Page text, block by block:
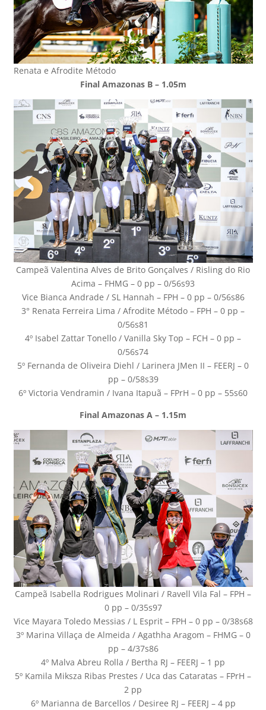
Renata e Afrodite Método
Final Amazonas B – 1.05m
Campeã Valentina Alves de Brito Gonçalves / Risling do Rio
Acima – FHMG – 0 pp – 0/56s93
Vice Bianca Andrade / SL Hannah – FPH – 0 pp – 0/56s86
3° Renata Ferreira Lima / Afrodite Método – FPH – 0 pp –
0/56s81
4º Isabel Zattar Tonello / Vanilla Sky Top – FCH – 0 pp –
0/56s74
5º Fernanda de Oliveira Diehl / Larinera JMen II – FEERJ – 0
pp – 0/58s39
6º Victoria Vendramin / Ivana Itapuã – FPrH – 0 pp – 55s60
Final Amazonas A – 1.15m
Campeã Isabella Rodrigues Molinari / Ravell Vila Fal – FPH –
0 pp – 0/35s97
Vice Mayara Toledo Messias / L Esprit – FPH – 0 pp – 0/38s68
3º Marina Villaça de Almeida / Agathha Aragom – FHMG – 0
pp – 4/37s86
4º Malva Abreu Rolla / Bertha RJ – FEERJ – 1 pp
5º Kamila Miksza Ribas Prestes / Uca das Cataratas – FPrH –
2 pp
6º Marianna de Barcellos / Desiree RJ – FEERJ – 4 pp